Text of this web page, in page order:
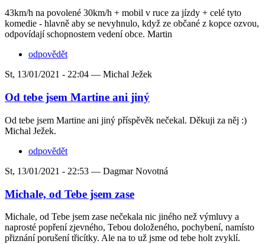
43km/h na povolené 30km/h + mobil v ruce za jízdy + celé tyto
komedie - hlavně aby se nevyhnulo, když ze občané z kopce ozvou,
odpovídají schopnostem vedení obce. Martin
odpovědět
St, 13/01/2021 - 22:04 — Michal Ježek
Od tebe jsem Martine ani jiný
Od tebe jsem Martine ani jiný příspěvěk nečekal. Děkuji za něj :)
Michal Ježek.
odpovědět
St, 13/01/2021 - 22:53 — Dagmar Novotná
Michale, od Tebe jsem zase
Michale, od Tebe jsem zase nečekala nic jiného než výmluvy a
naprosté popření zjevného, Tebou doloženého, pochybení, namísto
přiznání porušení třicítky. Ale na to už jsme od tebe holt zvyklí.